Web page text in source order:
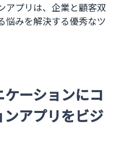
アプリは、企業と顧客双
悩みを解決する優秀なツ
ーションにコ
アプリをビジ